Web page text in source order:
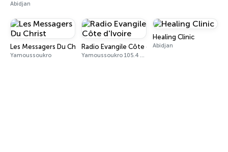
Abidjan
Les Messagers Du Christ
Yamoussoukro
Radio Evangile Côte d'Ivoire
Yamoussoukro 105.4 FM
Healing Clinic
Abidjan